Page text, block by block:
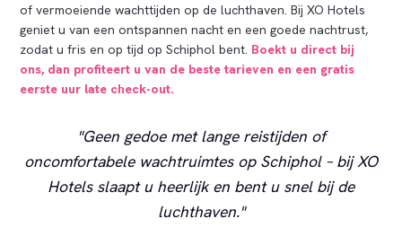
of vermoeiende wachttijden op de luchthaven. Bij XO Hotels
geniet u van een ontspannen nacht en een goede nachtrust,
zodat u fris en op tijd op Schiphol bent. Boekt u direct bij
ons, dan profiteert u van de beste tarieven en een gratis
eerste uur late check-out.
Geen gedoe met lange reistijden of
oncomfortabele wachtruimtes op Schiphol – bij XO
Hotels slaapt u heerlijk en bent u snel bij de
luchthaven.